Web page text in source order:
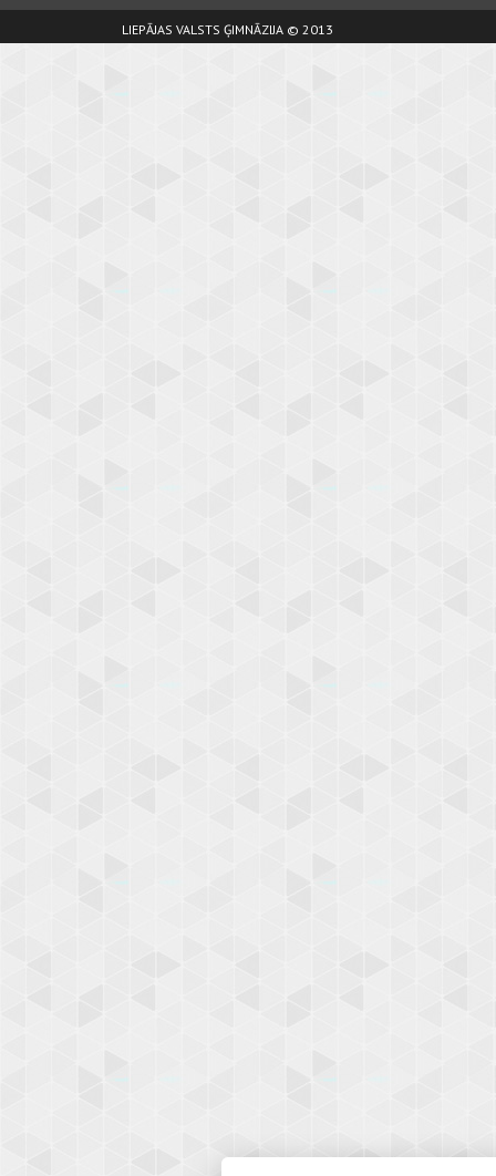
LIEPĀJAS VALSTS ĢIMNĀZIJA © 2013